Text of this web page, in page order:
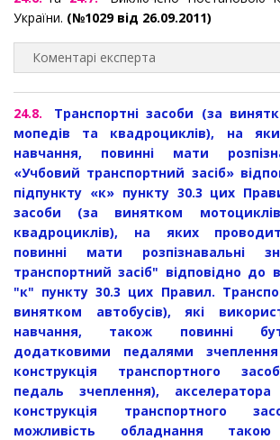
України. (№1029 від 26.09.2011)
Коментарі експерта
24.8.
Транспортні засоби (за
мопедів та квадроциклів), на
навчання, повинні мати
«Учбовий транспортний засіб»
підпункту «к» пункту 30.3 цих
засоби (за винятком
квадроциклів), на яких
повинні мати розпізнавальні
транспортний засіб" відповідно до
"к" пункту 30.3 цих Правил.
винятком автобусів), які
навчання, також повинні
додатковими педалями
конструкція транспортного
педаль зчеплення),
конструкція транспортного
можливість обладнання